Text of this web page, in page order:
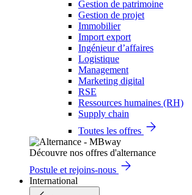
Gestion de patrimoine
Gestion de projet
Immobilier
Import export
Ingénieur d’affaires
Logistique
Management
Marketing digital
RSE
Ressources humaines (RH)
Supply chain
Toutes les offres
Découvre nos offres d'alternance
Postule et rejoins-nous
International